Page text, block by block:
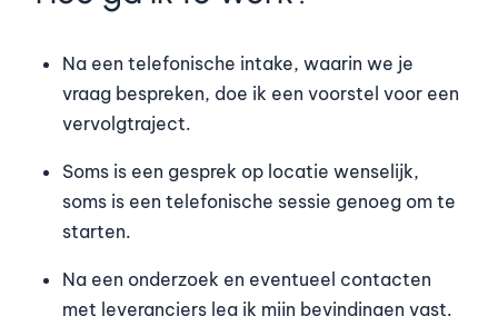
Na een telefonische intake, waarin we je
vraag bespreken, doe ik een voorstel voor een
vervolgtraject.
Soms is een gesprek op locatie wenselijk,
soms is een telefonische sessie genoeg om te
starten.
Na een onderzoek en eventueel contacten
met leveranciers leg ik mijn bevindingen vast.